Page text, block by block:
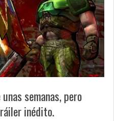
semanas, pero
inédito.